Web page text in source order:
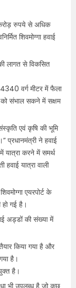
रुपये से अधिक
शिवमोग्गा हवाई
लागत से विकसित
वर्ग मीटर में फैला
संभाल सकने में सक्षम
एवं कृषि की भूमि
प्रधानमंत्री ने हवाई
यात्रा करने में समर्थ
यात्रा वाली
एयरपोर्ट के
गई है।
अड्डों की संख्या में
किया गया है और
है।
है।
भी उपलब्ध है जो कुछ